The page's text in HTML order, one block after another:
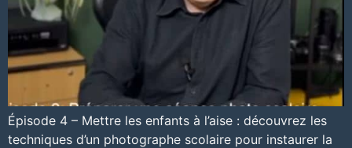
Épisode 4 – Mettre les enfants à l’aise : découvrez les
techniques d’un photographe scolaire pour instaurer la